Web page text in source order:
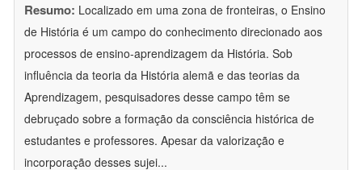
Resumo: Localizado em uma zona de fronteiras, o Ensino
de História é um campo do conhecimento direcionado aos
processos de ensino-aprendizagem da História. Sob
influência da teoria da História alemã e das teorias da
Aprendizagem, pesquisadores desse campo têm se
debruçado sobre a formação da consciência histórica de
estudantes e professores. Apesar da valorização e
incorporação desses sujei...